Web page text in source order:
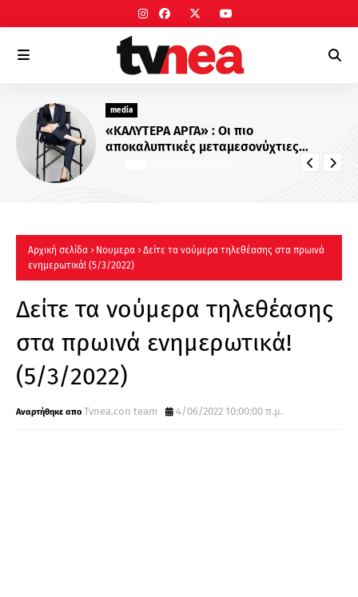
media
«ΚΑΛΥΤΕΡΑ ΑΡΓΑ» : Oι πιο
αποκαλυπτικές μεταμεσονύχτιες
συνεντεύξεις επιστρέφουν στο ACTION
Αρχική σελίδα Νουμερα
Δείτε τα νούμερα τηλεθέασης στα πρωινά
ενημερωτικά! (5/3/2022)
Δείτε τα νούμερα τηλεθέασης
στα πρωινά ενημερωτικά!
(5/3/2022)
Tvnea.con team 4/06/2022 10:00:00 π.μ.